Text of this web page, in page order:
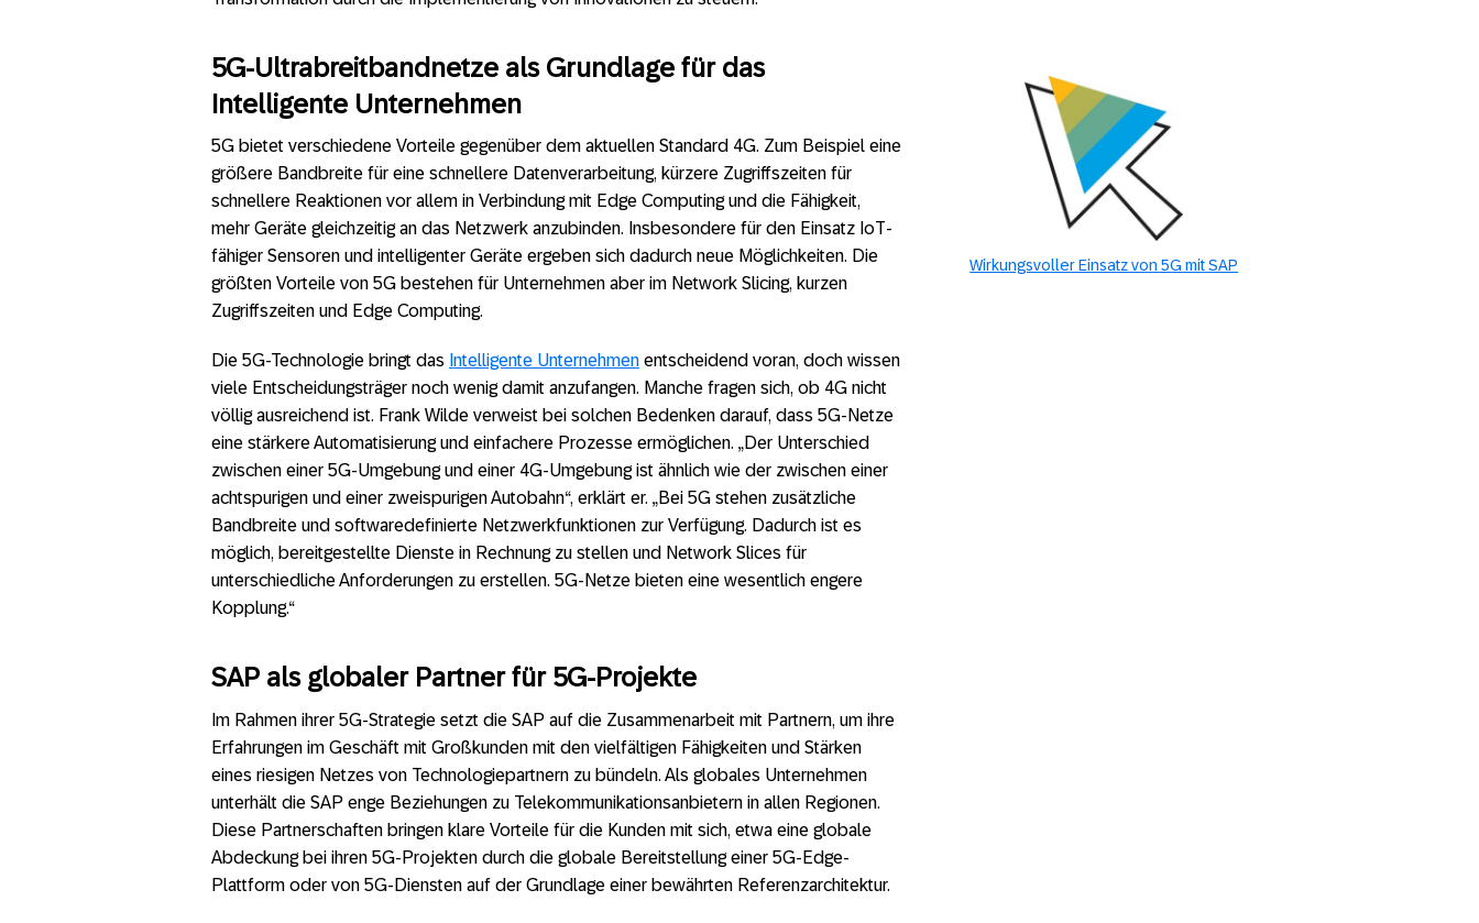
5G-Ultrabreitbandnetze als Grundlage für das
Intelligente Unternehmen
5G bietet verschiedene Vorteile gegenüber dem aktuellen Standard 4G. Zum Beispiel eine
größere Bandbreite für eine schnellere Datenverarbeitung, kürzere Zugriffszeiten für
schnellere Reaktionen vor allem in Verbindung mit Edge Computing und die Fähigkeit,
mehr Geräte gleichzeitig an das Netzwerk anzubinden. Insbesondere für den Einsatz IoT-
fähiger Sensoren und intelligenter Geräte ergeben sich dadurch neue Möglichkeiten. Die
größten Vorteile von 5G bestehen für Unternehmen aber im Network Slicing, kurzen
Zugriffszeiten und Edge Computing.
Die 5G-Technologie bringt das Intelligente Unternehmen entscheidend voran, doch wissen
viele Entscheidungsträger noch wenig damit anzufangen. Manche fragen sich, ob 4G nicht
völlig ausreichend ist. Frank Wilde verweist bei solchen Bedenken darauf, dass 5G-Netze
eine stärkere Automatisierung und einfachere Prozesse ermöglichen. „Der Unterschied
zwischen einer 5G-Umgebung und einer 4G-Umgebung ist ähnlich wie der zwischen einer
achtspurigen und einer zweispurigen Autobahn“, erklärt er. „Bei 5G stehen zusätzliche
Bandbreite und softwaredefinierte Netzwerkfunktionen zur Verfügung. Dadurch ist es
möglich, bereitgestellte Dienste in Rechnung zu stellen und Network Slices für
unterschiedliche Anforderungen zu erstellen. 5G-Netze bieten eine wesentlich engere
Kopplung.“
SAP als globaler Partner für 5G-Projekte
Im Rahmen ihrer 5G-Strategie setzt die SAP auf die Zusammenarbeit mit Partnern, um ihre
Erfahrungen im Geschäft mit Großkunden mit den vielfältigen Fähigkeiten und Stärken
eines riesigen Netzes von Technologiepartnern zu bündeln. Als globales Unternehmen
unterhält die SAP enge Beziehungen zu Telekommunikationsanbietern in allen Regionen.
Diese Partnerschaften bringen klare Vorteile für die Kunden mit sich, etwa eine globale
Abdeckung bei ihren 5G-Projekten durch die globale Bereitstellung einer 5G-Edge-
Plattform oder von 5G-Diensten auf der Grundlage einer bewährten Referenzarchitektur.
Wirkungsvoller Einsatz von 5G mit SAP